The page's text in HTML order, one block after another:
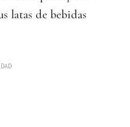
latas de bebidas